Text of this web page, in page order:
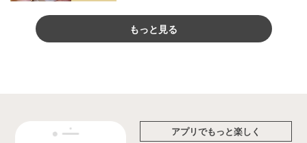
もっと見る
アプリでもっと楽しく